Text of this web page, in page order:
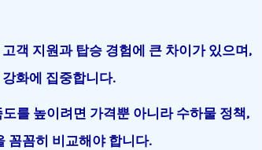
객 지원과 탑승 경험에 큰 차이가 있으며,
화에 집중합니다.
를 높이려면 가격뿐 아니라 수하물 정책,
꼼꼼히 비교해야 합니다.